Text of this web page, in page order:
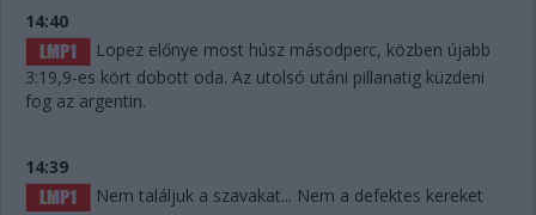
14:40
Lopez előnye most húsz másodperc, közben újabb
3:19,9-es kört dobott oda. Az utolsó utáni pillanatig küzdeni
fog az argentin.
14:39
Nem találjuk a szavakat... Nem a defektes kereket